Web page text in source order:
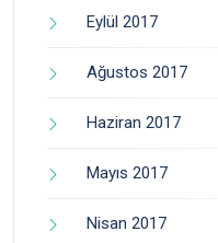
Eylül 2017
Ağustos 2017
Haziran 2017
Mayıs 2017
Nisan 2017